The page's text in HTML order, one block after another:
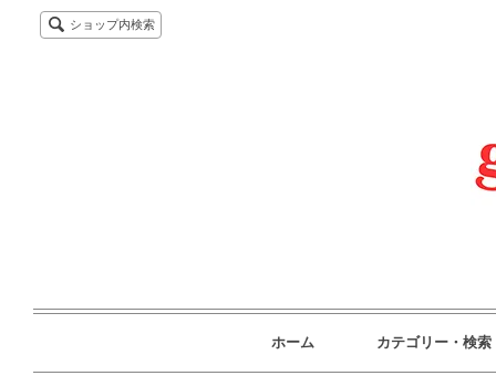
ショップ内検索
ホーム カテゴリー・検索